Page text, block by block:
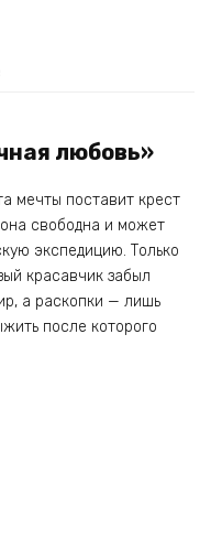
любовь»
мечты поставит крест
свободна и может
экспедицию. Только
красавчик забыл
а раскопки — лишь
после которого